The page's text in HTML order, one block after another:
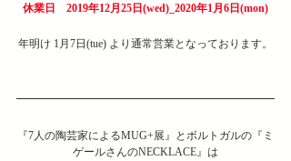
休業日　2019年12月25日(wed)_2020年1月6日(mon)
年明け 1月7日(tue) より通常営業となっております。
『7人の陶芸家によるMUG+展』とボルトガルの『ミ
ゲールさんのNECKLACE』は